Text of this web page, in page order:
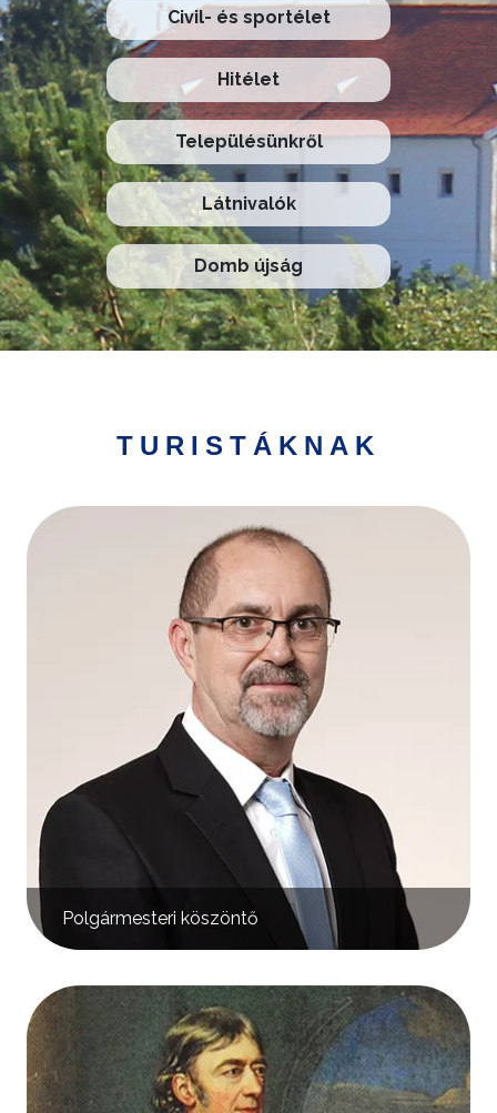
Civil- és sportélet
Hitélet
Településünkről
Látnivalók
Domb újság
TURISTÁKNAK
Polgármesteri köszöntő
Kép
Kép